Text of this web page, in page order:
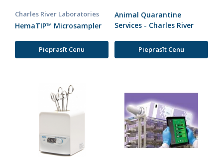
Charles River Laboratories
HemaTIP™ Microsampler
Pieprasīt Cenu
Animal Quarantine
Services - Charles River
Pieprasīt Cenu